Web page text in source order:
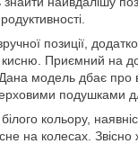
позиції,
Приємний на
модель дбає про
подушками
кольору,
на колесах.